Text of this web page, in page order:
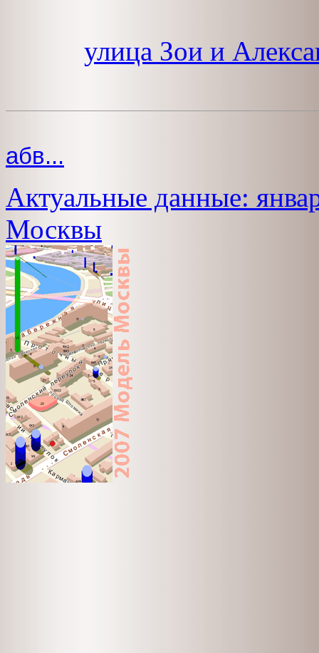
улица Зои и
абв...
Актуальные данные:
Москвы